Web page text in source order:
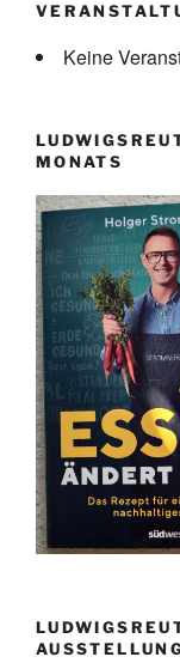
Keine
MONATS